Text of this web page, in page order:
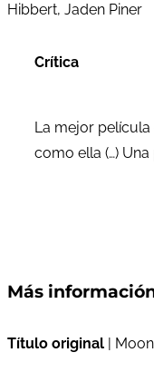
Hibbert, Jaden Piner
Crítica
La mejor película
como ella (…)
Más
Título original |